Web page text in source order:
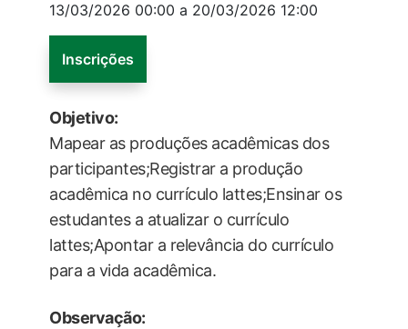
13/03/2026 00:00 a 20/03/2026 12:00
Inscrições
Objetivo:
Mapear as produções acadêmicas dos
participantes;Registrar a produção
acadêmica no currículo lattes;Ensinar os
estudantes a atualizar o currículo
lattes;Apontar a relevância do currículo
para a vida acadêmica.
Observação: